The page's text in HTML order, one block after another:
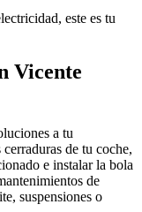
este es tu
Vicente
a tu
de tu coche,
e instalar la bola
de
suspensiones o